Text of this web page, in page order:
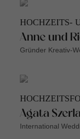
HOCHZEITS-
Anne und
Gründer Kreativ-
Agata
International